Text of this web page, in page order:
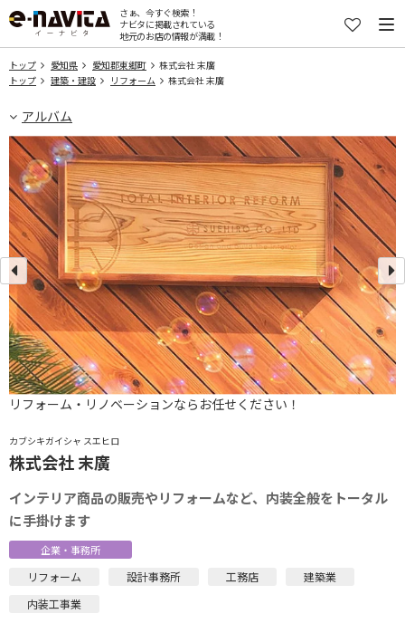
さぁ、今すぐ検索！
ナビタに掲載されている
地元のお店の情報が満載！
トップ 愛知県 愛知郡東郷町
株式会社 末廣
トップ
建築・建設 リフォーム 株式会社 末廣
アルバム
カブシキガイシャ スエヒロ
株式会社 末廣
インテリア商品の販売やリフォームなど、内装全般をトータル
に手掛けます
企業・事務所
リフォーム 設計事務所 工務店
建築業
内装工事業
リフォーム・リノベーションならお任せください！